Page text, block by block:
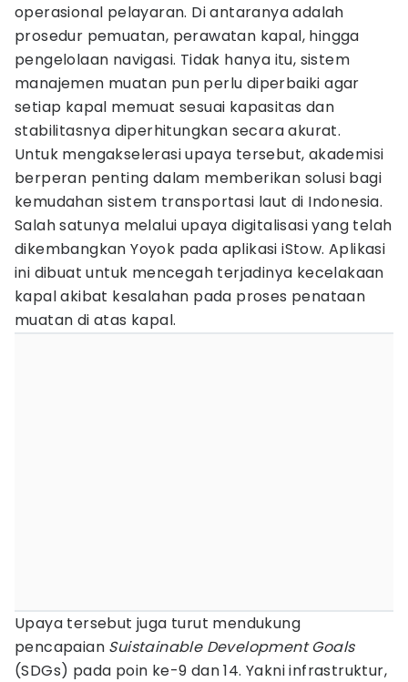
operasional pelayaran. Di antaranya adalah
prosedur pemuatan, perawatan kapal, hingga
pengelolaan navigasi. Tidak hanya itu, sistem
manajemen muatan pun perlu diperbaiki agar
setiap kapal memuat sesuai kapasitas dan
stabilitasnya diperhitungkan secara akurat.
Untuk mengakselerasi upaya tersebut, akademisi
berperan penting dalam memberikan solusi bagi
kemudahan sistem transportasi laut di Indonesia.
Salah satunya melalui upaya digitalisasi yang telah
dikembangkan Yoyok pada aplikasi iStow. Aplikasi
ini dibuat untuk mencegah terjadinya kecelakaan
kapal akibat kesalahan pada proses penataan
muatan di atas kapal.
Upaya tersebut juga turut mendukung
pencapaian Suistainable Development Goals
(SDGs) pada poin ke-9 dan 14. Yakni infrastruktur,